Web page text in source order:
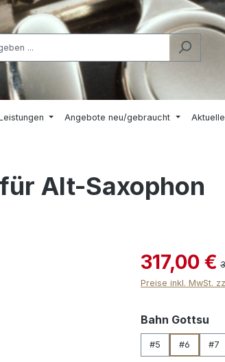
Angebote neu/gebraucht
Alt-Saxophon
317,00 €
Preise inkl. MwSt.
Bahn Gottsu
#5 #6 #7